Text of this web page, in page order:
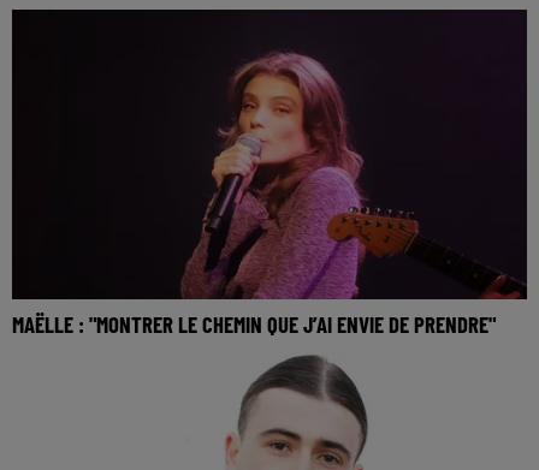
MAËLLE : "MONTRER LE CHEMIN QUE J’AI ENVIE DE PRENDRE"